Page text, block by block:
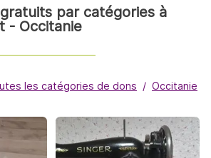
par catégories à
- Occitanie
les catégories de dons Occitanie